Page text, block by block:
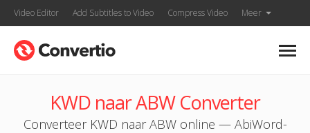
Video Editor Add Subtitles to Video Compress Video Meer
KWD naar ABW Converter
Converteer KWD naar ABW online — AbiWord-